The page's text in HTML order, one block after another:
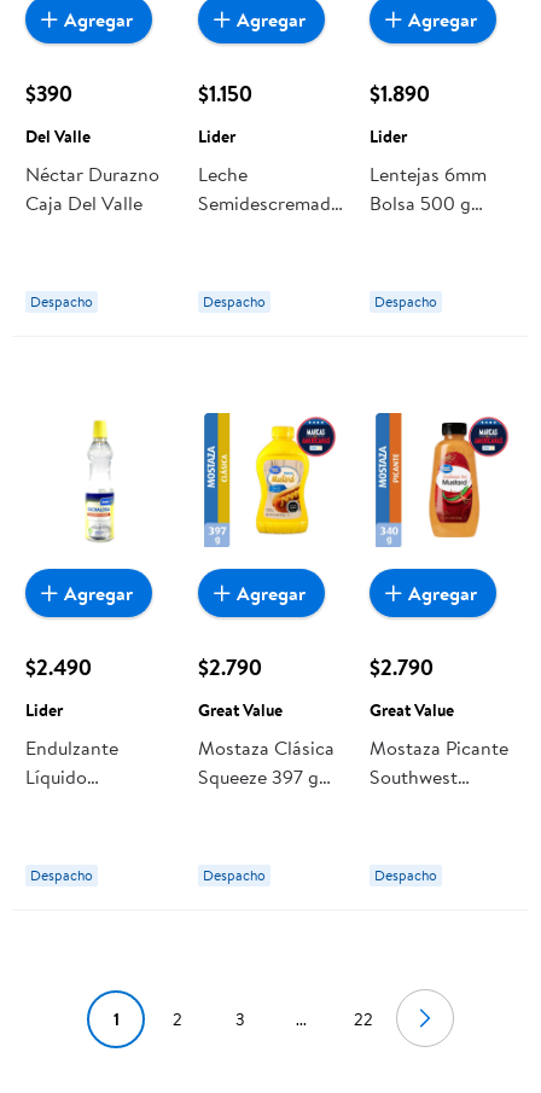
$390
Del Valle
Néctar Durazno
Caja Del Valle
Despacho
Agregar
$1.150
Lider
Leche
Semidescremada.
Despacho
Agregar
$1.890
Lider
Lentejas 6mm
Bolsa 500 g
Despacho
Agregar
$2.490
Lider
Endulzante
Líquido
Despacho
Agregar
$2.790
Great Value
Mostaza Clásica
Squeeze 397 g
Despacho
Agregar
$2.790
Great Value
Mostaza Picante
Southwest
Despacho
Agregar
1 2 3 ... 22